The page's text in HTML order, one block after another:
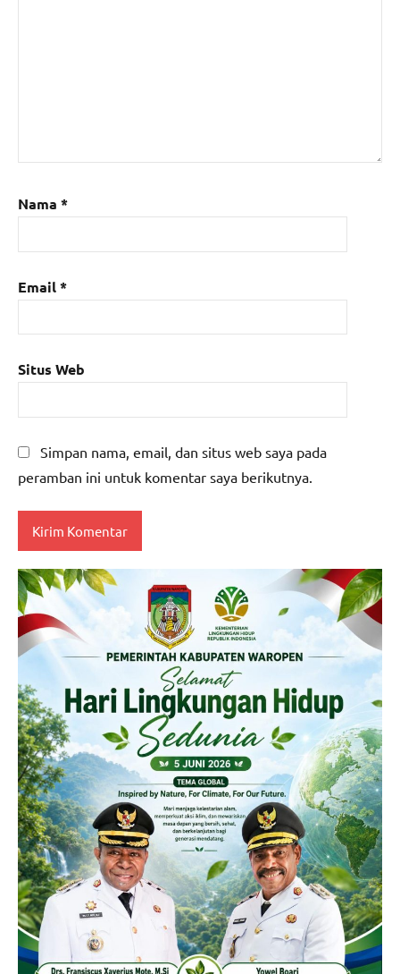
Nama *
Email*
Situs Web
Simpan nama, email, dan situs web saya pada
peramban ini untuk komentar saya berikutnya.